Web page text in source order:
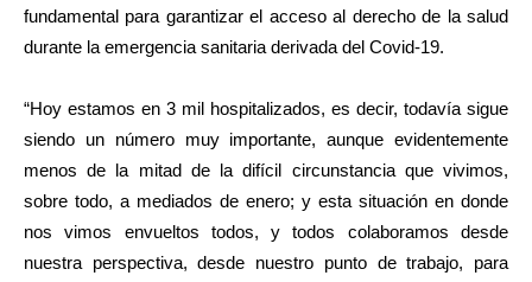
fundamental para garantizar el acceso al derecho de la salud
durante la emergencia sanitaria derivada del Covid-19.
“Hoy estamos en 3 mil hospitalizados, es decir, todavía sigue
siendo un número muy importante, aunque evidentemente
menos de la mitad de la difícil circunstancia que vivimos,
sobre todo, a mediados de enero; y esta situación en donde
nos vimos envueltos todos, y todos colaboramos desde
nuestra perspectiva, desde nuestro punto de trabajo, para